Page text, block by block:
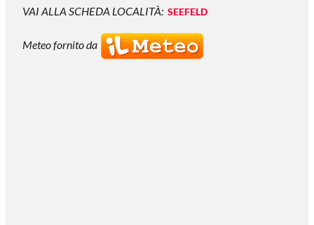
VAI ALLA SCHEDA LOCALITÀ: SEEFELD
Meteo fornito da